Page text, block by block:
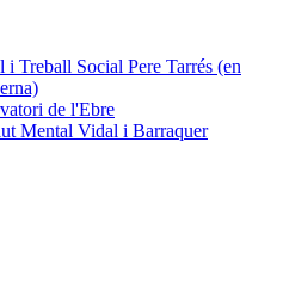
Treball Social Pere Tarrés (en
de l'Ebre
Mental Vidal i Barraquer